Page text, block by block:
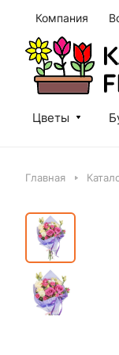
Компания
Цветы
Главная